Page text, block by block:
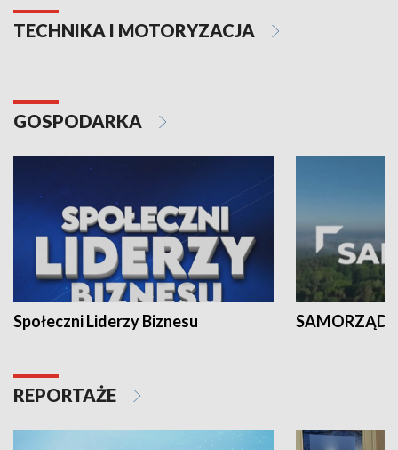
TECHNIKA I MOTORYZACJA
GOSPODARKA
Społeczni Liderzy Biznesu SAMORZĄD
REPORTAŻE